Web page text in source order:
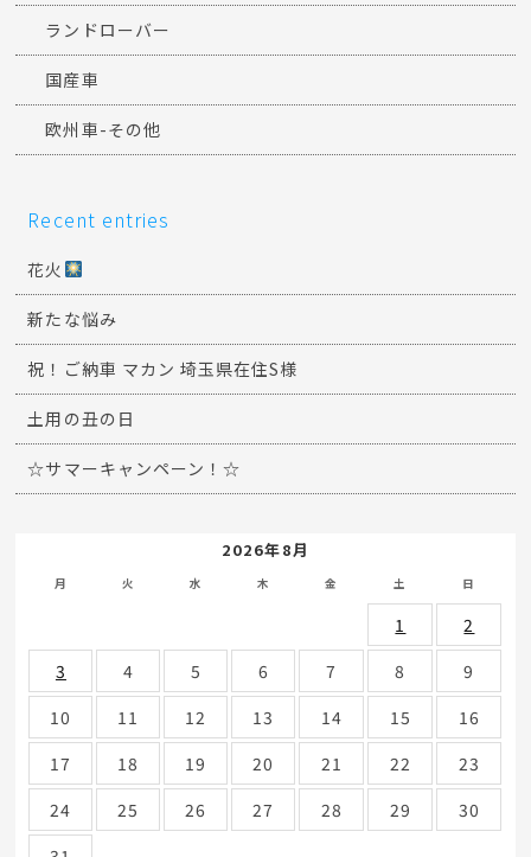
ランドローバー
国産車
欧州車-その他
Recent entries
花火
新たな悩み
祝！ご納車 マカン 埼玉県在住S様
土用の丑の日
☆サマーキャンペーン！☆
2026年8月
月 火 水 木 金 土 日
1
2
3
4 5 6 7 8
9
10
11 12 13 14 15
16
17
18 19 20 21 22
23
24
25 26 27 28 29
30